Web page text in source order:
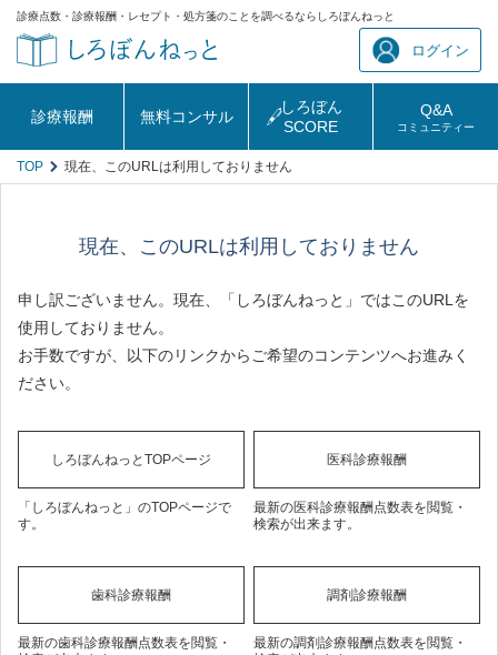
診療点数・診療報酬・レセプト・処方箋のことを調べるならしろぼんねっと
ログイン
診療報酬 無料コンサル
しろぼん
SCORE
Q&A
コミュニティー
TOP 現在、このURLは利用しておりません
現在、このURLは利用しておりません
申し訳ございません。現在、「しろぼんねっと」ではこのURLを
使用しておりません。
お手数ですが、以下のリンクからご希望のコンテンツへお進みく
ださい。
しろぼんねっとTOPページ
「しろぼんねっと」のTOPページで
す。
医科診療報酬
最新の医科診療報酬点数表を閲覧・
検索が出来ます。
歯科診療報酬
最新の歯科診療報酬点数表を閲覧・
調剤診療報酬
最新の調剤診療報酬点数表を閲覧・